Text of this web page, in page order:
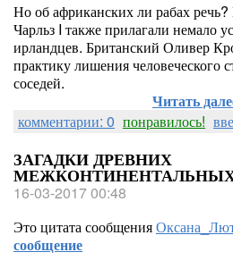
Но об африканских ли рабах
Чарльз I также прилагали немало
ирландцев. Британский Оливер
практику лишения человеческого
соседей.
Читать
комментарии: 0 понравилось!
ЗАГАДКИ ДРЕВНИХ
16-03-2017 00:48
Это цитата сообщения
сообщение